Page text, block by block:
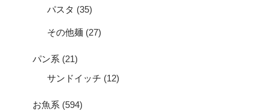
パスタ (35)
その他麺 (27)
パン系 (21)
サンドイッチ (12)
お魚系 (594)